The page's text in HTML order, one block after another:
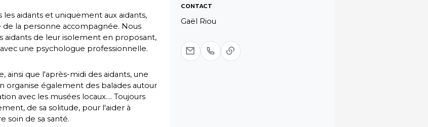
aidants et uniquement aux aidants,
la personne accompagnée. Nous
aidants de leur isolement en proposant,
une psychologue professionnelle.
ainsi que l'après-midi des aidants, une
organise également des balades autour
avec les musées locaux.... Toujours
de sa solitude, pour l'aider à
soin de sa santé.
CONTACT
Gaël Riou